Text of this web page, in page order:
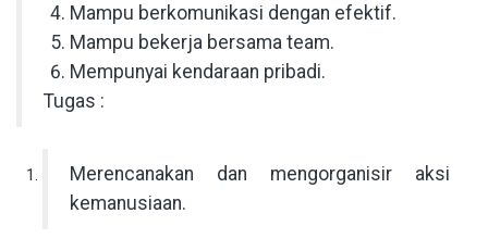
Mampu berkomunikasi dengan efektif.
Mampu bekerja bersama team.
Mempunyai kendaraan pribadi.
Tugas :
Merencanakan dan mengorganisir aksi
kemanusiaan.